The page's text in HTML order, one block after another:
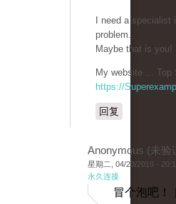
I need a
problem.
Maybe that is you!
My website ... Top
https://
回复
Anonymous (未验
星期二, 04/23/2019 -
永久连接
冒个泡吧！